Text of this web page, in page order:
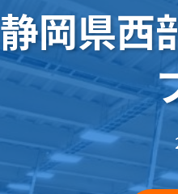
静岡県西